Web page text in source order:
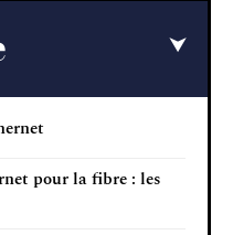
pour la fibre : les